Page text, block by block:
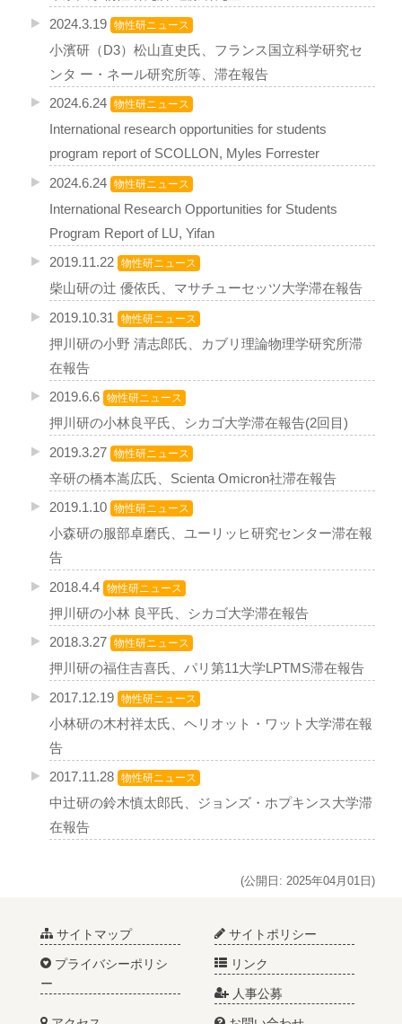
2024.3.19 物性研ニュース
小濱研（D3）松山直史氏、フランス国立科学研究セ
ンタ ー・ネール研究所等、滞在報告
2024.6.24 物性研ニュース
International research opportunities for students
program report of SCOLLON, Myles Forrester
2024.6.24 物性研ニュース
International Research Opportunities for Students
Program Report of LU, Yifan
2019.11.22 物性研ニュース
柴山研の辻 優依氏、マサチューセッツ大学滞在報告
2019.10.31
物性研ニュース
押川研の小野 清志郎氏、カブリ理論物理学研究所滞
在報告
2019.6.6 物性研ニュース
押川研の小林良平氏、シカゴ大学滞在報告(2回目)
2019.3.27 物性研ニュース
辛研の橋本嵩広氏、Scienta Omicron社滞在報告
2019.1.10 物性研ニュース
小森研の服部卓磨氏、ユーリッヒ研究センター滞在報
告
2018.4.4 物性研ニュース
押川研の小林 良平氏、シカゴ大学滞在報告
2018.3.27 物性研ニュース
押川研の福住吉喜氏、パリ第11大学LPTMS滞在報告
2017.12.19 物性研ニュース
小林研の木村祥太氏、ヘリオット・ワット大学滞在報
告
2017.11.28 物性研ニュース
中辻研の鈴木慎太郎氏、ジョンズ・ホプキンス大学滞
在報告
(公開日: 2025年04月01日)
サイトマップ サイトポリシー
プライバシーポリシ
ー
リンク
人事公募